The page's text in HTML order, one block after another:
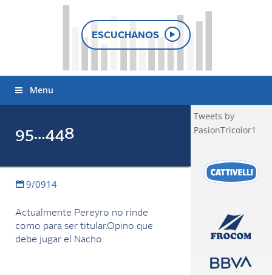
ESCUCHANOS
Menu
95…448
9/0914
Actualmente Pereyro no rinde
como para ser titular.Opino que
debe jugar el Nacho.
Tweets by
PasionTricolor1